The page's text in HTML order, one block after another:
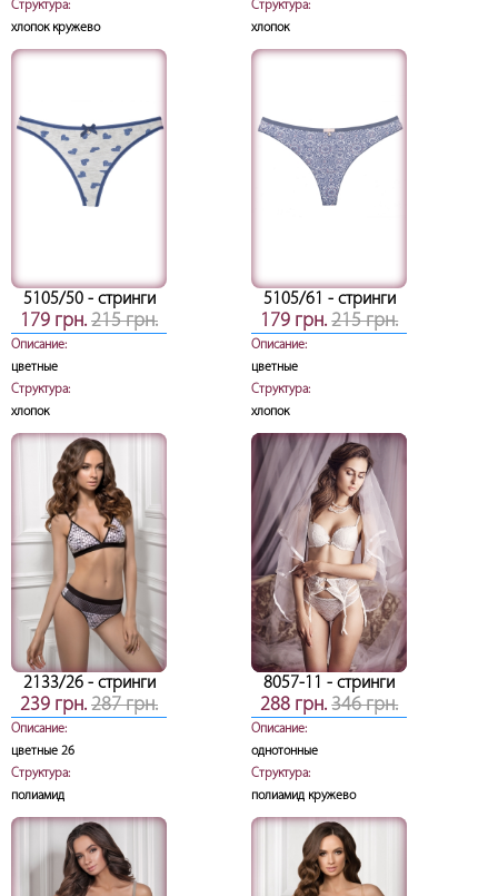
Структура:
хлопок кружево
Структура:
хлопок
5105/50- стринги
179 грн. 215 грн.
Описание:
цветные
Структура:
хлопок
5105/61 - стринги
179 грн.215 грн.
Описание:
цветные
Структура:
хлопок
2133/26- стринги
239 грн. 287 грн.
Описание:
цветные 26
Структура:
полиамид
8057-11 - стринги
288 грн.346 грн.
Описание:
однотонные
Структура:
полиамид кружево